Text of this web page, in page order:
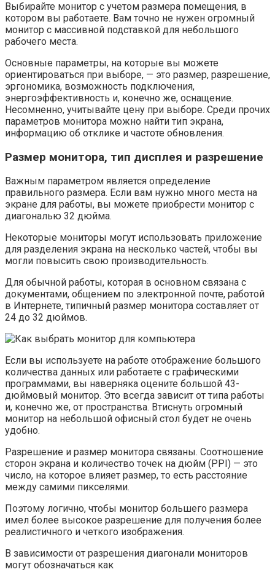
Выбирайте монитор с учетом размера помещения, в
котором вы работаете. Вам точно не нужен огромный
монитор с массивной подставкой для небольшого
рабочего места.
Основные параметры, на которые вы можете
ориентироваться при выборе, — это размер, разрешение,
эргономика, возможность подключения,
энергоэффективность и, конечно же, оснащение.
Несомненно, учитывайте цену при выборе. Среди прочих
параметров монитора можно найти тип экрана,
информацию об отклике и частоте обновления.
Размер монитора, тип дисплея и разрешение
Важным параметром является определение
правильного размера. Если вам нужно много места на
экране для работы, вы можете приобрести монитор с
диагональю 32 дюйма.
Некоторые мониторы могут использовать приложение
для разделения экрана на несколько частей, чтобы вы
могли повысить свою производительность.
Для обычной работы, которая в основном связана с
документами, общением по электронной почте, работой
в Интернете, типичный размер монитора составляет от
24 до 32 дюймов.
Если вы используете на работе отображение большого
количества данных или работаете с графическими
программами, вы наверняка оцените большой 43-
дюймовый монитор. Это всегда зависит от типа работы
и, конечно же, от пространства. Втиснуть огромный
монитор на небольшой офисный стол будет не очень
удобно.
Разрешение и размер монитора связаны. Соотношение
сторон экрана и количество точек на дюйм (PPI) — это
число, на которое влияет размер, то есть расстояние
между самими пикселями.
Поэтому логично, чтобы монитор большего размера
имел более высокое разрешение для получения более
реалистичного и четкого изображения.
В зависимости от разрешения диагонали мониторов
могут обозначаться как